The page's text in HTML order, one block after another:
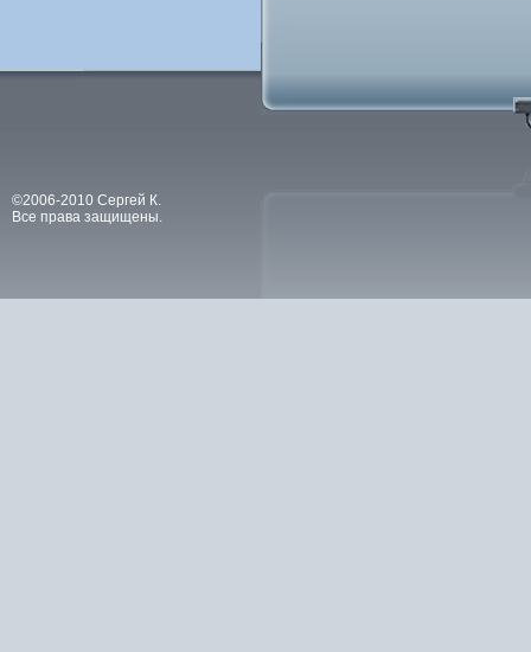
©2006-2010 Сергей К.
Все права защищены.